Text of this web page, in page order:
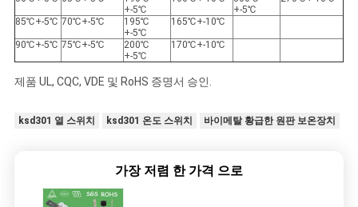
+-5℃
+-5℃
85℃+-5℃ 70℃+-5℃
195℃
+-5℃
165℃+-10℃
90℃+-5℃ 75℃+-5℃
200℃
+-5℃
170℃+-10℃
제품 UL, CQC, VDE 및 RoHS 증명서 승인.
ksd301 열 스위치 ksd301 온도 스위치 바이메탈 황급한 원판 보온장치
가장 저렴 한 가격 으로